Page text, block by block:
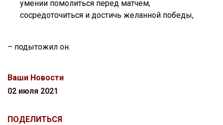
умении помолиться перед матчем,
сосредоточиться и достичь желанной победы,
– подытожил он.
Ваши Новости
02 июля 2021
ПОДЕЛИТЬСЯ